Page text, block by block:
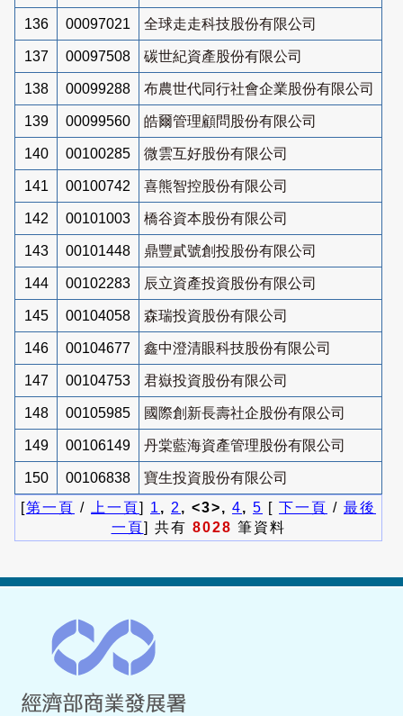
136 00097021 全球走走科技股份有限公司
137 00097508 碳世紀資產股份有限公司
138 00099288 布農世代同行社會企業股份有限公司
139 00099560 皓爾管理顧問股份有限公司
140 00100285 微雲互好股份有限公司
141 00100742 喜熊智控股份有限公司
142 00101003 橋谷資本股份有限公司
143 00101448 鼎豐貳號創投股份有限公司
144 00102283 辰立資產投資股份有限公司
145 00104058 森瑞投資股份有限公司
146 00104677 鑫中澄清眼科技股份有限公司
147 00104753 君嶽投資股份有限公司
148 00105985 國際創新長壽社企股份有限公司
149 00106149 丹棠藍海資產管理股份有限公司
150 00106838
寶生投資股份有限公司
[第一頁 / 上一頁] 1 , 2 , <3>, 4, 5 [ 下一頁 / 最後
一頁] 共有 8028 筆資料